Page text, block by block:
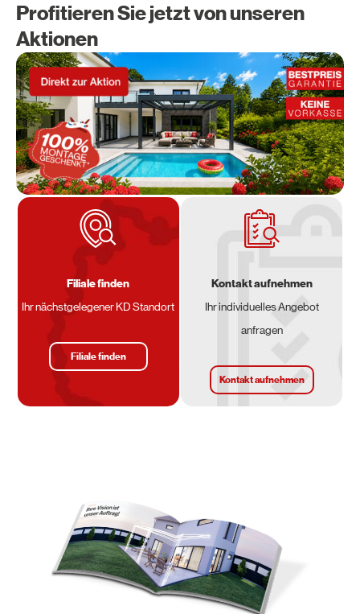
Profitieren Sie jetzt von unseren
Aktionen
Filiale finden
Ihr nächstgelegener KD Standort
Filiale finden
Kontakt aufnehmen
Ihr individuelles Angebot
anfragen
Kontakt aufnehmen